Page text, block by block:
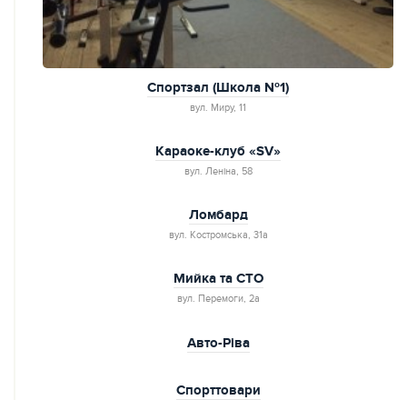
Спортзал (Школа №1)
вул. Миру, 11
Караоке-клуб «SV»
вул. Леніна, 58
Ломбард
вул. Костромська, 31а
Мийка та СТО
вул. Перемоги, 2а
Авто-Ріва
Спорттовари